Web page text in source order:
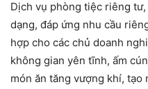
Dịch vụ phòng tiệc riêng
dạng, đáp ứng nhu cầu
hợp cho các chủ doanh
không gian yên tĩnh, ấm
món ăn tăng vượng khí, tạo